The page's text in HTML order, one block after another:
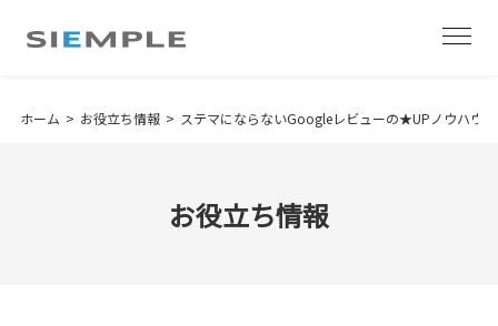
ホーム お役立ち情報 ステマにならないGoogleレビューの★UPノウハウ
お役立ち情報